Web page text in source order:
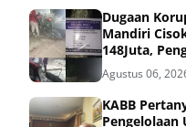
Dugaan
Mandiri
148Juta,
dan Abaikan
Agustus 06,
KABB
Pengelolaan